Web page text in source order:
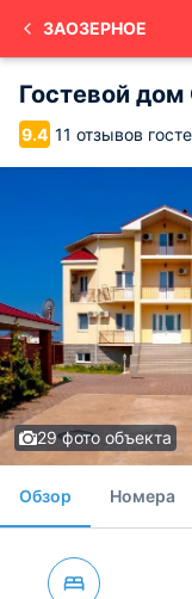
ЗАОЗЕРНОЕ
Гостевой
9.4 11 отзывов
29 фото объекта
Обзор Номера